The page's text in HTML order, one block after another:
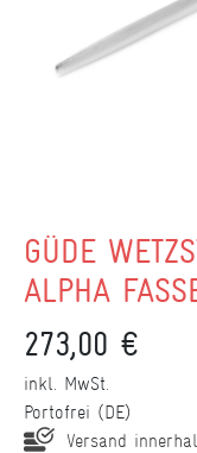
GÜDE
ALPHA
273,00 €
inkl. MwSt.
Portofrei (DE)
Versand